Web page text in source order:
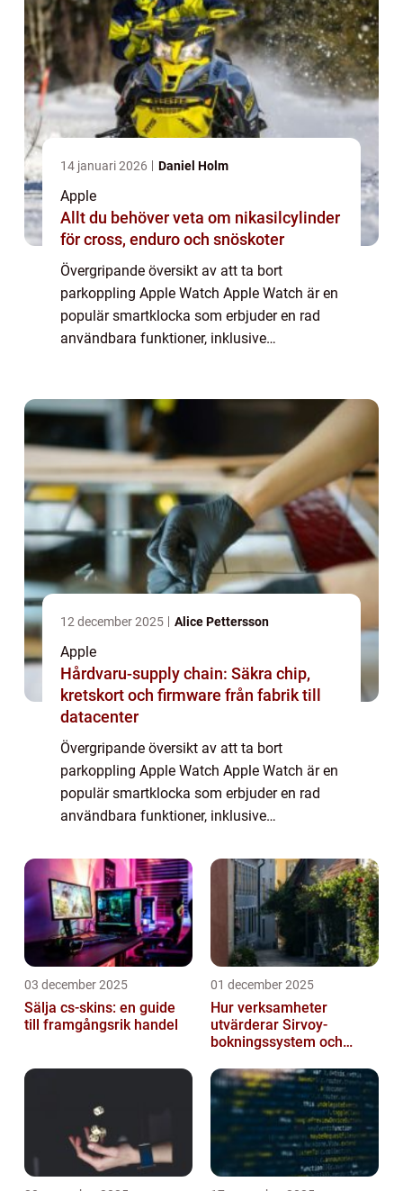
14 januari 2026 Daniel Holm
Apple
Allt du behöver veta om nikasilcylinder
för cross, enduro och snöskoter
Övergripande översikt av att ta bort
parkoppling Apple Watch Apple Watch är en
populär smartklocka som erbjuder en rad
användbara funktioner, inklusive
parkopplingen mella...
12 december 2025 Alice Pettersson
Apple
Hårdvaru-supply chain: Säkra chip,
kretskort och firmware från fabrik till
datacenter
Övergripande översikt av att ta bort
parkoppling Apple Watch Apple Watch är en
populär smartklocka som erbjuder en rad
användbara funktioner, inklusive
det dock vara nödvändigt att ta bort
parkopplingen mella...
03 december 2025
Sälja cs-skins: en guide
till framgångsrik handel
01 december 2025
Hur verksamheter
utvärderar Sirvoy-
bokningssystem och